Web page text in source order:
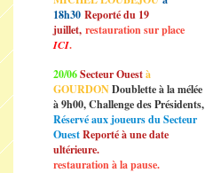
18h30 Reporté du 19
juillet, restauration sur place
ICI.
20/06Secteur Ouestà
GOURDONDoublette à la mélée
à 9h00, Challenge des Présidents,
Réservé aux joueurs du Secteur
OuestReporté à une date
ultérieure.
restauration à la pause.